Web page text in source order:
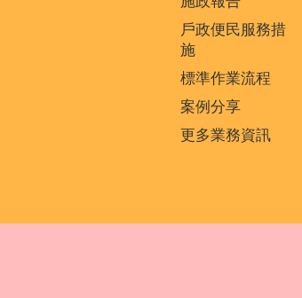
戶政便民服務措
施
標準作業流程
案例分享
更多業務資訊